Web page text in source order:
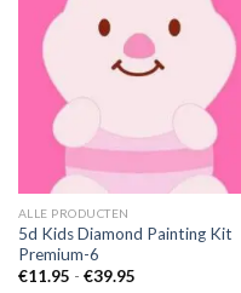
Add to
Wishlist
ALLE PRODUCTEN
5d Kids Diamond Painting Kit
Premium-6
€11.95 - €39.95Prijsklasse: